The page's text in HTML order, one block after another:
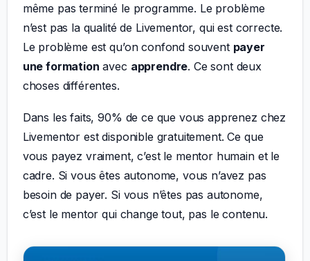
même pas terminé le programme. Le problème
n’est pas la qualité de Livementor, qui est correcte.
Le problème est qu’on confond souvent payer
une formation avec apprendre. Ce sont deux
choses différentes.
Dans les faits, 90% de ce que vous apprenez chez
Livementor est disponible gratuitement. Ce que
vous payez vraiment, c’est le mentor humain et le
cadre. Si vous êtes autonome, vous n’avez pas
besoin de payer. Si vous n’êtes pas autonome,
c’est le mentor qui change tout, pas le contenu.